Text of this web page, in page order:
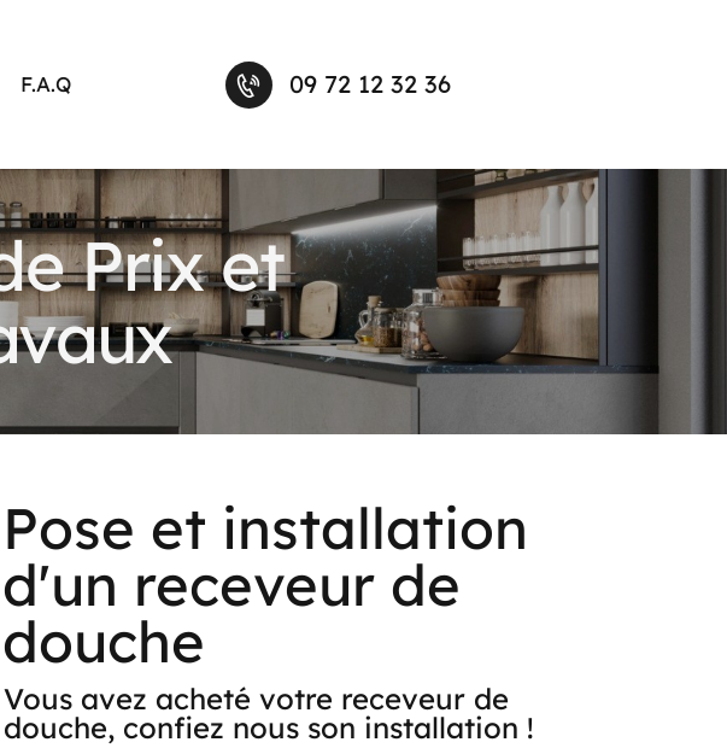
F.A.Q 09 72 12 32 36
Prix et
Pose et installation
d'un receveur de
douche
Vous avez acheté votre receveur de
douche, confiez nous son installation !